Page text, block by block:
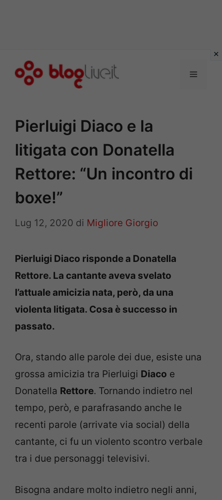
Menu
Pierluigi Diaco e la
litigata con Donatella
Rettore: “Un incontro di
boxe!”
Lug 12, 2020 di Migliore Giorgio
Pierluigi Diaco risponde a Donatella
Rettore. La cantante aveva svelato
l’attuale amicizia nata, però, da una
violenta litigata. Cosa è successo in
passato.
Ora, stando alle parole dei due, esiste una
grossa amicizia tra Pierluigi Diaco e
Donatella Rettore. Tornando indietro nel
tempo, però, e parafrasando anche le
recenti parole (arrivate via social) della
cantante, ci fu un violento scontro verbale
tra i due personaggi televisivi.
Bisogna andare molto indietro negli anni,